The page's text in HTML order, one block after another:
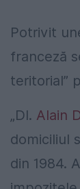
Potrivit
franceză
teritorial”
„Dl. Alain
domiciliul
din 1984.